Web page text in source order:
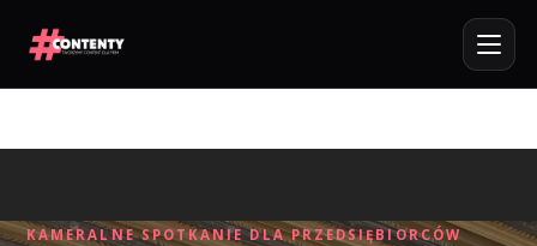
KAMERALNE SPOTKANIE DLA PRZEDSIĘBIORCÓW